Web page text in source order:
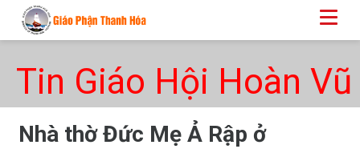
Tin Giáo Hội Hoàn Vũ
Nhà thờ Đức Mẹ Ả Rập ở